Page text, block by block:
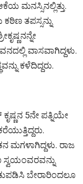
ಮನಸ್ಸಿನಲ್ಲಿತ್ತು.
ಕಠಿಣ ತಪಸ್ಸನ್ನು
ವಾಸವಾಗಿದ್ದಳು.
ಕಳೆದಿದ್ದರು.
5ನೇ ಪತ್ನಿಯೇ
ಮಗಳಾಗಿದ್ದಳು. ರಾಜ
ಸ್ವಯಂವರವನ್ನು
ಬೇರಾರಿಂದಲೂ